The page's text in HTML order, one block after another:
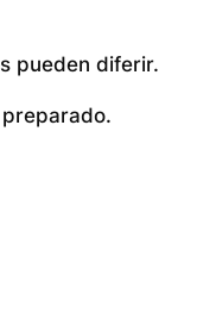
pueden diferir.